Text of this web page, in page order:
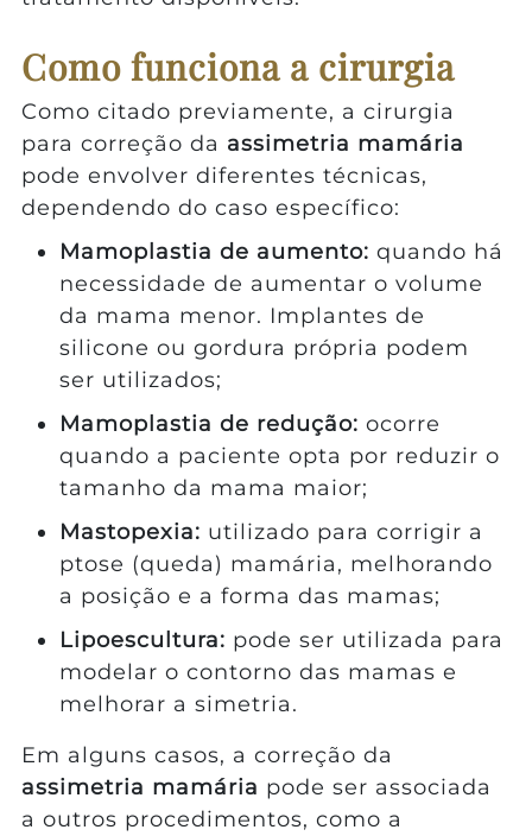
Como funciona a cirurgia
Como citado previamente, a cirurgia
para correção da assimetria mamária
pode envolver diferentes técnicas,
dependendo do caso específico:
Mamoplastia de aumento: quando há
necessidade de aumentar o volume
da mama menor. Implantes de
silicone ou gordura própria podem
ser utilizados;
Mamoplastia de redução: ocorre
quando a paciente opta por reduzir o
tamanho da mama maior;
Mastopexia: utilizado para corrigir a
ptose (queda) mamária, melhorando
a posição e a forma das mamas;
Lipoescultura: pode ser utilizada para
modelar o contorno das mamas e
melhorar a simetria.
Em alguns casos, a correção da
assimetria mamária pode ser associada
a outros procedimentos, como a